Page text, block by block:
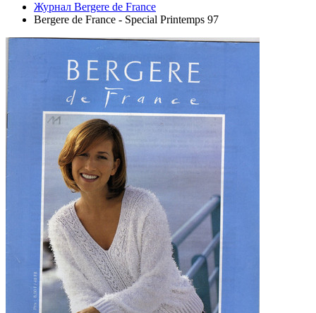
Журнал Bergere de France
Bergere de France - Special Printemps 97